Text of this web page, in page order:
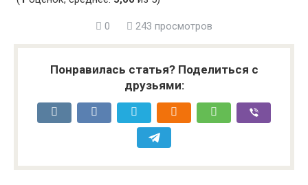
0 243 просмотров
Понравилась статья? Поделиться с
друзьями: